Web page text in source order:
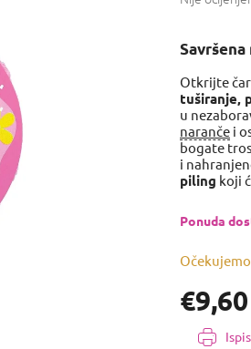
je
od
5
zvjezdica.
€9,60
Izmjeri
cijenu:
Ponuda
Otkrijte
tuširanje,
u
naranče i
bogate
i
piling koji
Ispis